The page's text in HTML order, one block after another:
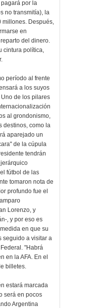
por la
no transmitía), la
millones. Después,
en
del dinero.
cintura política,
período al frente
a los suyos
de los pilares
al grondonismo,
destinos, como la
aparejado un
de la cúpula
tendrán
fútbol de las
tomaron nota de
profundo fue el
Lorenzo, y
, y por eso es
en que su
seguido a visitar a
"Habrá
en la AFA. En el
billetes.
estará marcada
será en pocos
Argentina